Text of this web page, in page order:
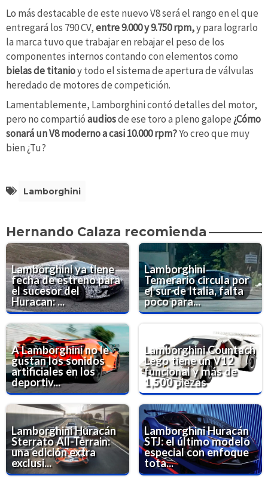
Lo más destacable de este nuevo V8 será el rango en el que
entregará los 790 CV,entre 9.000 y 9.750 rpm,y para lograrlo
la marca tuvo que trabajar en rebajar el peso de los
componentes internos contando con elementos como
bielas de titanioy todo el sistema de apertura de válvulas
heredado de motores de competición.
Lamentablemente, Lamborghini contó detalles del motor,
pero no compartióaudiosde ese toro a pleno galope¿Cómo
sonará un V8 moderno a casi 10.000 rpm?Yo creo que muy
bien ¿Tu?
Lamborghini
Hernando Calaza recomienda
Lamborghini ya tiene
fecha de estreno para
el sucesor del
Huracan: ...
Lamborghini
Temerario circula por
el sur de Italia, falta
poco para...
A Lamborghini no le
gustan los sonidos
artificiales en los
deportiv...
Lamborghini Countach
Lego tiene un V12
funcional y más de
1,500 piezas
Lamborghini Huracán
Sterrato All-Terrain:
una edición extra
exclusi...
Lamborghini Huracán
STJ: el último modelo
especial con enfoque
tota...